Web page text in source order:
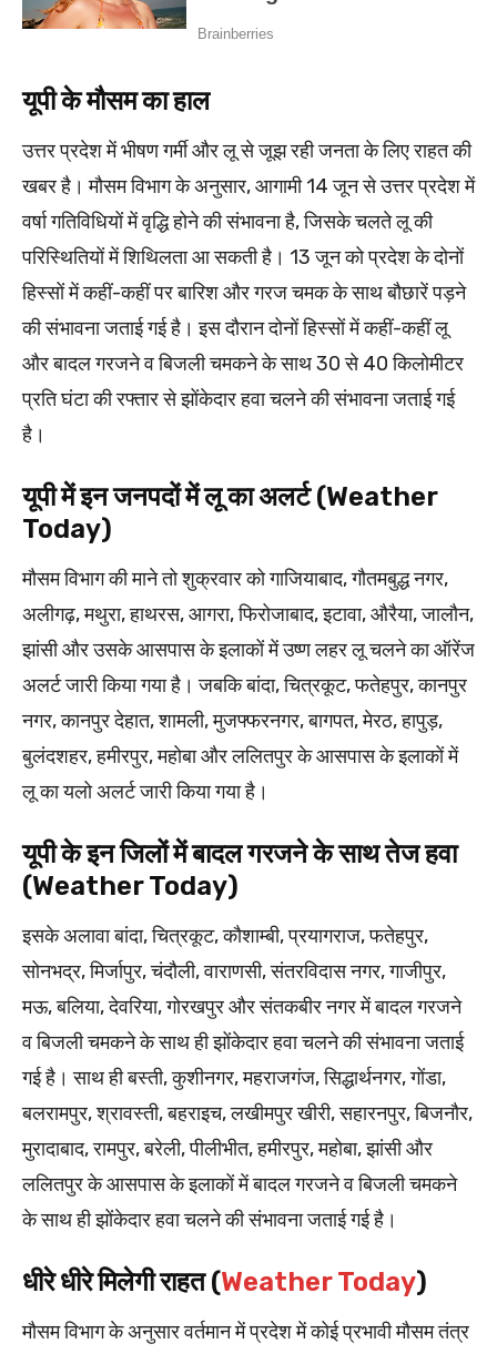
यूपी के मौसम का हाल
उत्तर प्रदेश में भीषण गर्मी और लू से जूझ रही जनता के लिए राहत की
खबर है। मौसम विभाग के अनुसार, आगामी 14 जून से उत्तर प्रदेश में
वर्षा गतिविधियों में वृद्धि होने की संभावना है, जिसके चलते लू की
परिस्थितियों में शिथिलता आ सकती है। 13 जून को प्रदेश के दोनों
हिस्सों में कहीं-कहीं पर बारिश और गरज चमक के साथ बौछारें पड़ने
की संभावना जताई गई है। इस दौरान दोनों हिस्सों में कहीं-कहीं लू
और बादल गरजने व बिजली चमकने के साथ 30 से 40 किलोमीटर
प्रति घंटा की रफ्तार से झोंकेदार हवा चलने की संभावना जताई गई
है।
यूपी में इन जनपदों में लू का अलर्ट (Weather
Today)
मौसम विभाग की माने तो शुक्रवार को गाजियाबाद, गौतमबुद्ध नगर,
अलीगढ़, मथुरा, हाथरस, आगरा, फिरोजाबाद, इटावा, औरैया, जालौन,
झांसी और उसके आसपास के इलाकों में उष्ण लहर लू चलने का ऑरेंज
अलर्ट जारी किया गया है। जबकि बांदा, चित्रकूट, फतेहपुर, कानपुर
नगर, कानपुर देहात, शामली, मुजफ्फरनगर, बागपत, मेरठ, हापुड़,
बुलंदशहर, हमीरपुर, महोबा और ललितपुर के आसपास के इलाकों में
लू का यलो अलर्ट जारी किया गया है।
यूपी के इन जिलों में बादल गरजने के साथ तेज हवा
(Weather Today)
इसके अलावा बांदा, चित्रकूट, कौशाम्बी, प्रयागराज, फतेहपुर,
सोनभद्र, मिर्जापुर, चंदौली, वाराणसी, संतरविदास नगर, गाजीपुर,
मऊ, बलिया, देवरिया, गोरखपुर और संतकबीर नगर में बादल गरजने
व बिजली चमकने के साथ ही झोंकेदार हवा चलने की संभावना जताई
गई है। साथ ही बस्ती, कुशीनगर, महराजगंज, सिद्धार्थनगर, गोंडा,
बलरामपुर, श्रावस्ती, बहराइच, लखीमपुर खीरी, सहारनपुर, बिजनौर,
मुरादाबाद, रामपुर, बरेली, पीलीभीत, हमीरपुर, महोबा, झांसी और
ललितपुर के आसपास के इलाकों में बादल गरजने व बिजली चमकने
के साथ ही झोंकेदार हवा चलने की संभावना जताई गई है।
धीरे धीरे मिलेगी राहत (Weather Today)
मौसम विभाग के अनुसार वर्तमान में प्रदेश में कोई प्रभावी मौसम तंत्र